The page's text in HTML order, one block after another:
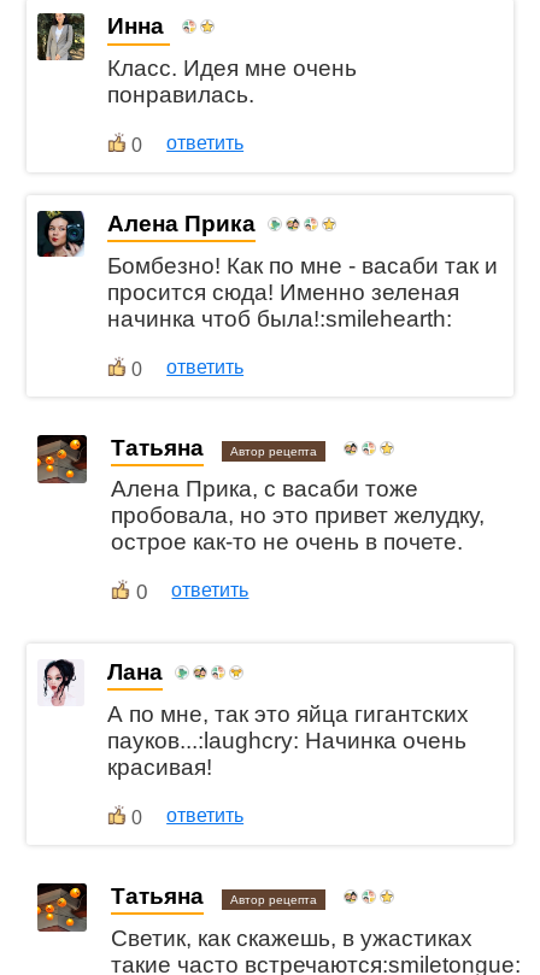
Инна
Класс. Идея мне очень
понравилась.
0 ответить
Алена Прика
Бомбезно! Как по мне - васаби так и
просится сюда! Именно зеленая
начинка чтоб была!:smilehearth:
0 ответить
Татьяна Автор рецепта
Алена Прика, с васаби тоже
пробовала, но это привет желудку,
острое как-то не очень в почете.
0 ответить
Лана
А по мне, так это яйца гигантских
пауков...:laughcry: Начинка очень
красивая!
0 ответить
Татьяна Автор рецепта
Светик, как скажешь, в ужастиках
такие часто встречаются:smiletongue: